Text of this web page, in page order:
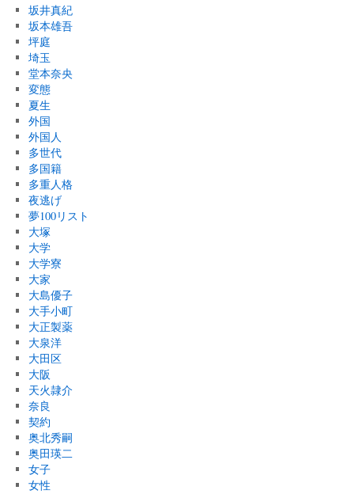
坂井真紀
坂本雄吾
坪庭
埼玉
堂本奈央
変態
夏生
外国
外国人
多世代
多国籍
多重人格
夜逃げ
夢100リスト
大塚
大学
大学寮
大家
大島優子
大手小町
大正製薬
大泉洋
大田区
大阪
天火隷介
奈良
契約
奥北秀嗣
奥田瑛二
女子
女性